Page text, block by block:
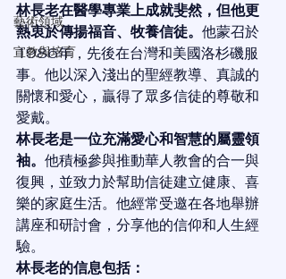
藝術領域
宣教與培育
林長老在醫學專業上成就斐然，但他更
熱衷於傳揚福音、牧養信徒。 他蒙召於
1986年，先後在台灣和美國洛杉磯服
事。他以深入淺出的聖經教導、真誠的
關懷和愛心，贏得了眾多信徒的尊敬和
愛戴。
林長老是一位充滿愛心和智慧的屬靈領
袖。 他積極參與推動華人教會的合一與
復興，並致力於幫助信徒建立健康、喜
樂的家庭生活。他經常受邀在各地舉辦
講座和研討會，分享他的信仰和人生經
驗。
林長老的信息包括：